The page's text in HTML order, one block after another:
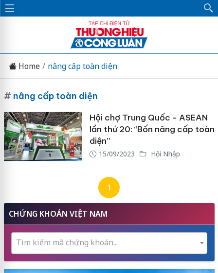
Home nâng cấp toàn diện
# nâng cấp toàn diện
Hội chợ Trung Quốc - ASEAN
lần thứ 20: “Bốn nâng cấp toàn
diện”
15/09/2023 Hội Nhập
1
CHỨNG KHOÁN VIỆT NAM
Tìm kiếm mã chứng khoán...